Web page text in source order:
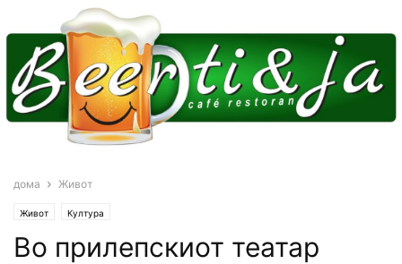
дома Живот
Живот Култура
Во прилепскиот театар